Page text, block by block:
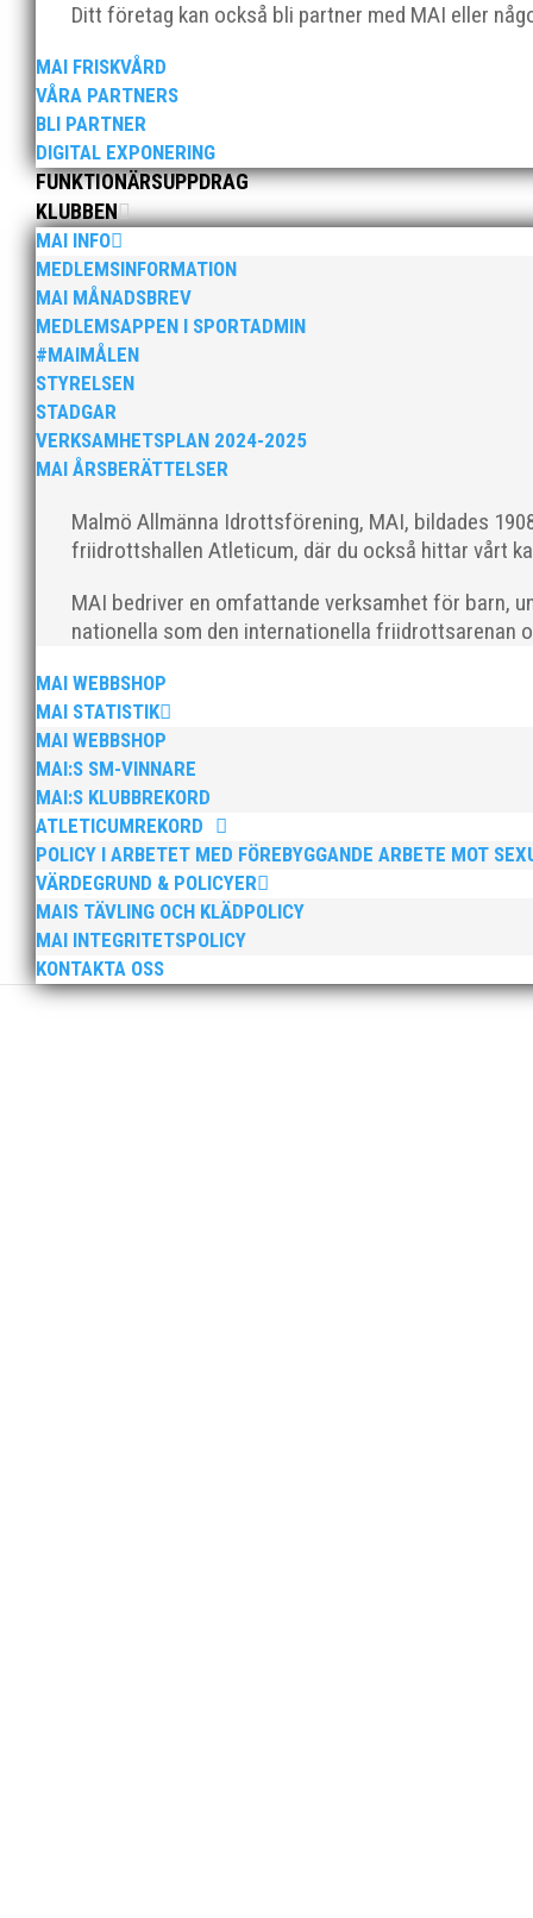
Ditt företag kan också bli partner med MAI eller
MAI FRISKVÅRD
VÅRA PARTNERS
BLI PARTNER
DIGITAL EXPONERING
FUNKTIONÄRSUPPDRAG
KLUBBEN
MAI INFO
MEDLEMSINFORMATION
MAI MÅNADSBREV
MEDLEMSAPPEN I SPORTADMIN
#MAIMÅLEN
STYRELSEN
STADGAR
VERKSAMHETSPLAN 2024-2025
MAI ÅRSBERÄTTELSER
Malmö Allmänna Idrottsförening, MAI, bildades
friidrottshallen Atleticum, där du också hittar vårt
MAI bedriver en omfattande verksamhet för barn,
nationella som den internationella friidrottsarenan
MAI WEBBSHOP
MAI STATISTIK
MAI WEBBSHOP
MAI:S SM-VINNARE
MAI:S KLUBBREKORD
ATLETICUMREKORD
POLICY I ARBETET MED FÖREBYGGANDE ARBETE MOT
VÄRDEGRUND & POLICYER
MAIS TÄVLING OCH KLÄDPOLICY
MAI INTEGRITETSPOLICY
KONTAKTA OSS
Foto: Skånska Dagbladet/Norra Skåne Skånska
löparglädje och det resulterade i två fina
Magasin Spring #2 2021 är på väg ut till
reportage” från vårt ISM. Vi har nöjet att publicera
Malmö Idrottsföreningars Samorganisations pris till
För fjärde året i rad har Scandic valt att
förälder från varje idrott. Slutligen blev det 72